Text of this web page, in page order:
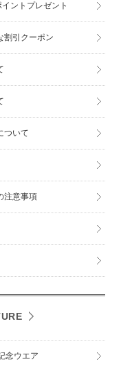
ントプレゼント
割引クーポン
ついて
注意事項
念ウエア